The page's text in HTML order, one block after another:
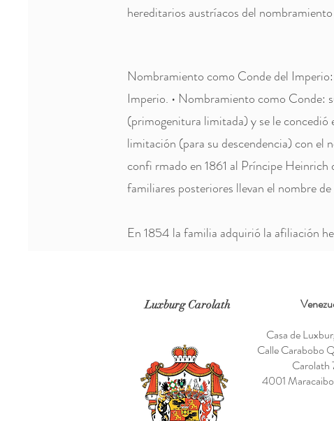
hereditarios austríacos del
Nombramiento como Conde del
Imperio. • Nombramiento como Conde:
(primogenitura limitada) y se le
limitación (para su descendencia) con
confi rmado en 1861 al Príncipe
familiares posteriores llevan el nombre
En 1854 la familia adquirió la afiliación
Luxburg Carolath
Casa de
Calle Carabobo
Carolath
4001